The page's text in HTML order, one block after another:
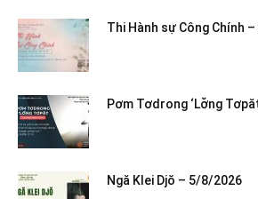
Thi Hành sự Công Chính
Pơm Tơdrong ‘Lơ̆ng
Ngă Klei Djŏ – 5/8/2026